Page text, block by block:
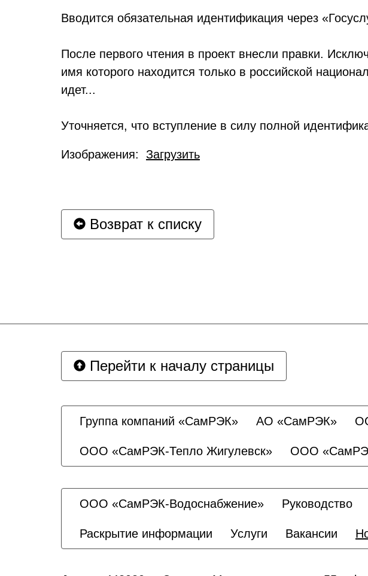
Вводится обязательная идентификация через
После первого чтения в проект внесли правки.
имя которого находится только в российской
идет...
Уточняется, что вступление в силу полной
Изображения: Загрузить
Возврат к списку
Перейти к началу страницы
Группа компаний «СамРЭК» АО «СамРЭК»
ООО «СамРЭК-Тепло Жигулевск» ООО
ООО «СамРЭК-Водоснабжение» Руководство
Раскрытие информации Услуги Вакансии